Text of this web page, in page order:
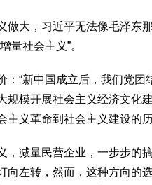
做大，习近平无法像毛泽东
量社会主义”。
“新中国成立后，我们党团
规模开展社会主义经济文化
主义革命到社会主义建设的
，减量民营企业，一步步的
向左转，然而，这种方向的